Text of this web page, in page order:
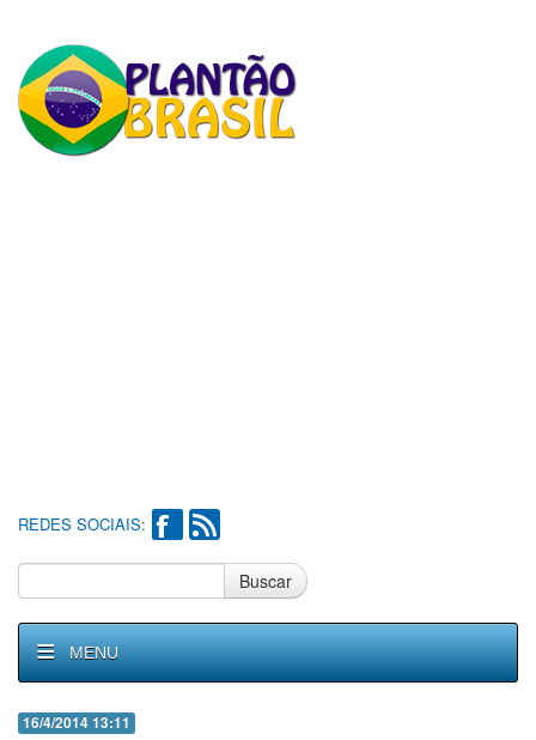
REDES SOCIAIS:
Buscar
MENU
16/4/2014 13:11